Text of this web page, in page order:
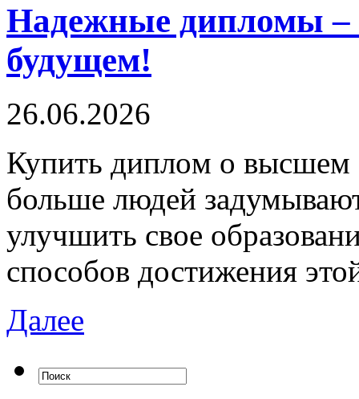
Надежные дипломы –
будущем!
26.06.2026
Купить диплoм o высшeм
больше людей
улучшить свое
способов достижения
Далее